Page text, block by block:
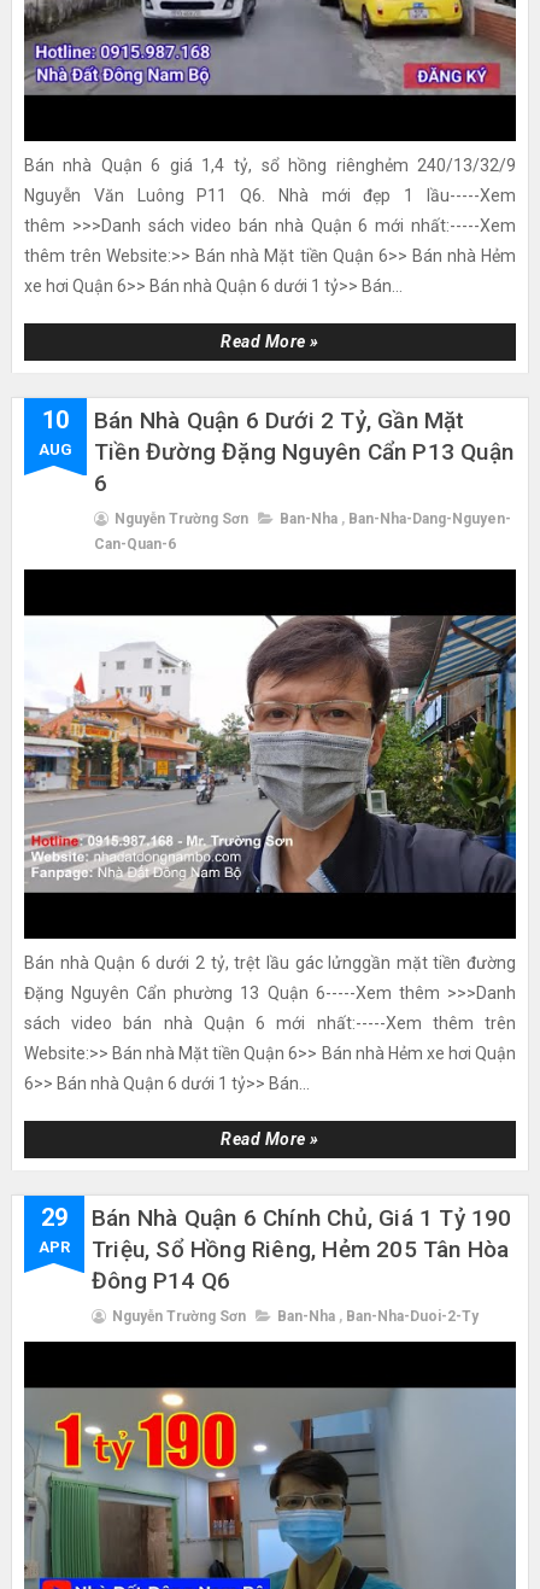
Bán nhà Quận 6 giá 1,4 tỷ, sổ hồng riênghẻm 240/13/32/9
Nguyễn Văn Luông P11 Q6. Nhà mới đẹp 1 lầu-----Xem
thêm >>>Danh sách video bán nhà Quận 6 mới nhất:-----Xem
thêm trên Website:>> Bán nhà Mặt tiền Quận 6>> Bán nhà Hẻm
xe hơi Quận 6>> Bán nhà Quận 6 dưới 1 tỷ>> Bán...
Read More »
10
AUG
Bán Nhà Quận 6 Dưới 2 Tỷ, Gần Mặt
Tiền Đường Đặng Nguyên Cẩn P13 Quận
6
Nguyễn Trường Sơn Ban-Nha , Ban-Nha-Dang-Nguyen-
Can-Quan-6
Bán nhà Quận 6 dưới 2 tỷ, trệt lầu gác lửnggần mặt tiền đường
Đặng Nguyên Cẩn phường 13 Quận 6-----Xem thêm >>>Danh
sách video bán nhà Quận 6 mới nhất:-----Xem thêm trên
Website:>> Bán nhà Mặt tiền Quận 6>> Bán nhà Hẻm xe hơi Quận
6>> Bán nhà Quận 6 dưới 1 tỷ>> Bán...
Read More »
29
APR
Bán Nhà Quận 6 Chính Chủ, Giá 1 Tỷ 190
Triệu, Sổ Hồng Riêng, Hẻm 205 Tân Hòa
Đông P14 Q6
Nguyễn Trường Sơn Ban-Nha , Ban-Nha-Duoi-2-Ty